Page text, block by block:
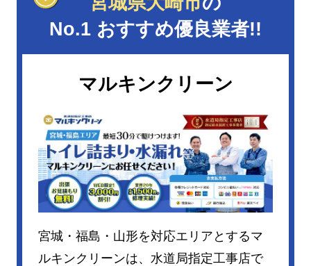
No.1 おすすめ優良業者!!
マルキンクリーン
宮城・福島・山形を対応エリアとするマ
ルキンクリーンは、水道局指定工事店で